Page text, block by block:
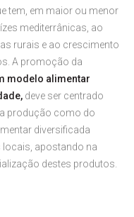
tem, em maior ou menor
mediterrânicas, ao
rurais e ao crescimento
A promoção da
modelo alimentar
deve ser centrado
produção como do
diversificada
apostando na
destes produtos.